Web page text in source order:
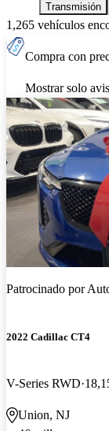
Transmisión
1,265 vehículos
Compra con
Mostrar solo
Patrocinado por
2022 Cadillac CT4
V-Series RWD
Union, NJ